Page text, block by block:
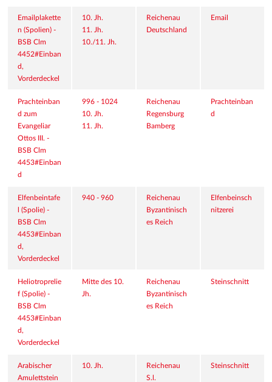
Emailplakette
n (Spolien) -
BSB Clm
4452#Einban
d,
Vorderdeckel
10. Jh.
11. Jh.
10./11. Jh.
Reichenau
Deutschland
Email
Prachteinban
d zum
Evangeliar
Ottos III. -
BSB Clm
4453#Einban
d
996 - 1024
10. Jh.
11. Jh.
Reichenau
Regensburg
Bamberg
Prachteinban
d
Elfenbeintafe
l (Spolie) -
BSB Clm
4453#Einban
d,
Vorderdeckel
940 - 960
Reichenau
Byzantinisch
es Reich
Elfenbeinsch
nitzerei
Heliotroprelie
f (Spolie) -
BSB Clm
4453#Einban
d,
Vorderdeckel
Mitte des 10.
Jh.
Reichenau
Byzantinisch
es Reich
Steinschnitt
Arabischer
Amulettstein
10. Jh.
Reichenau
S.l.
Steinschnitt